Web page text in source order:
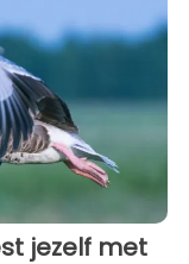
jezelf met